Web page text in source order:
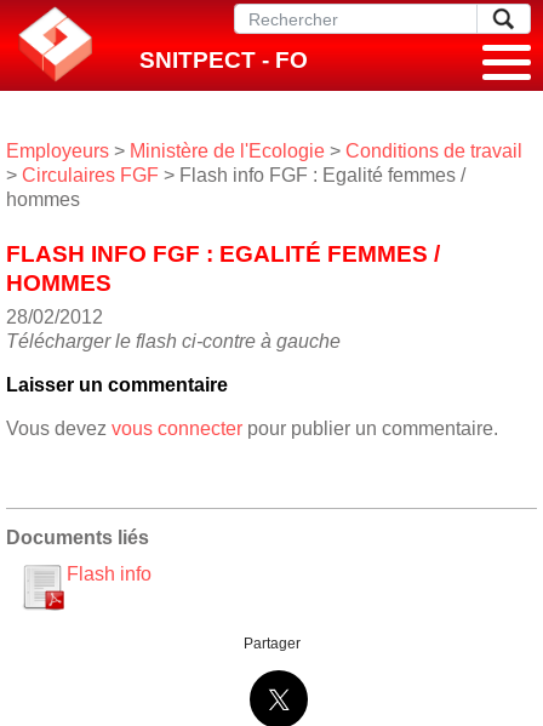
SNITPECT - FO
Employeurs > Ministère de l'Ecologie > Conditions de travail
> Circulaires FGF > Flash info FGF : Egalité femmes /
hommes
FLASH INFO FGF : EGALITÉ FEMMES /
HOMMES
28/02/2012
Télécharger le flash ci-contre à gauche
Laisser un commentaire
Vous devez vous connecter pour publier un commentaire.
Documents liés
Flash info
Partager